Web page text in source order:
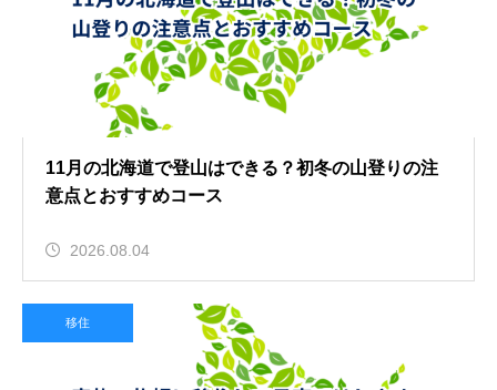
11月の北海道で登山はできる？初冬の山登りの注
意点とおすすめコース
2026.08.04
移住